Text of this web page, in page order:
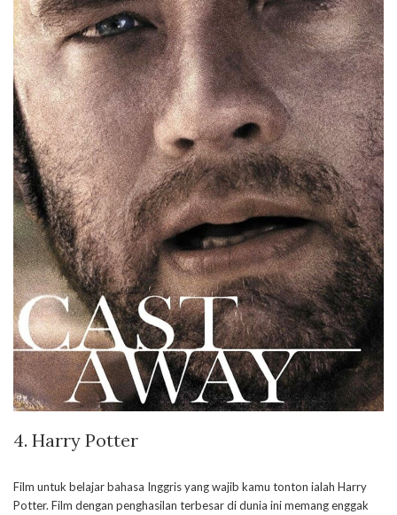
4. Harry Potter
Film untuk belajar bahasa Inggris yang wajib kamu tonton ialah Harry
Potter. Film dengan penghasilan terbesar di dunia ini memang enggak